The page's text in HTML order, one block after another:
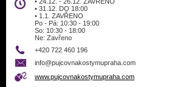
• 31.12. DO 18:00
• 1.1. ZAVŘENO
Po - Pá: 10:30 - 19:00
So: 10:30 - 18:00
Ne: Zavřeno
+420 722 460 196
info@pujcovnakostymupraha.com
www.pujcovnakostymupraha.com